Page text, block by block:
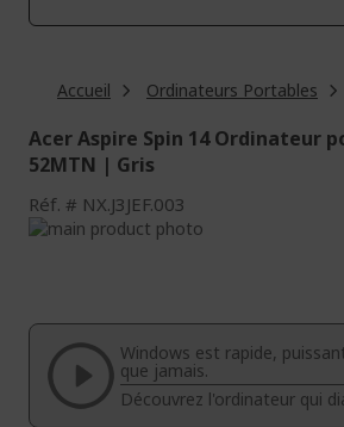
Accueil Ordinateurs Portables
Acer Aspire Spin 14 Ordinateur
52MTN | Gris
Réf. NX.J3JEF.003
Passer
de
galerie
d’images
de
Galerie
d’images
Windows est rapide,
que jamais.
Découvrez l'ordinateur qui